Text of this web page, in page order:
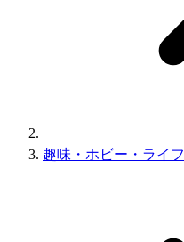
趣味・ホビー・ライフ